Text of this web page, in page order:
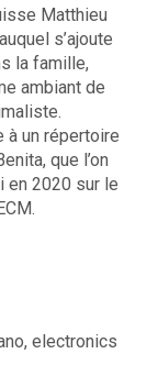
Matthieu
s’ajoute
la famille,
ambiant de
à un répertoire
que l’on
en 2020 sur le
electronics